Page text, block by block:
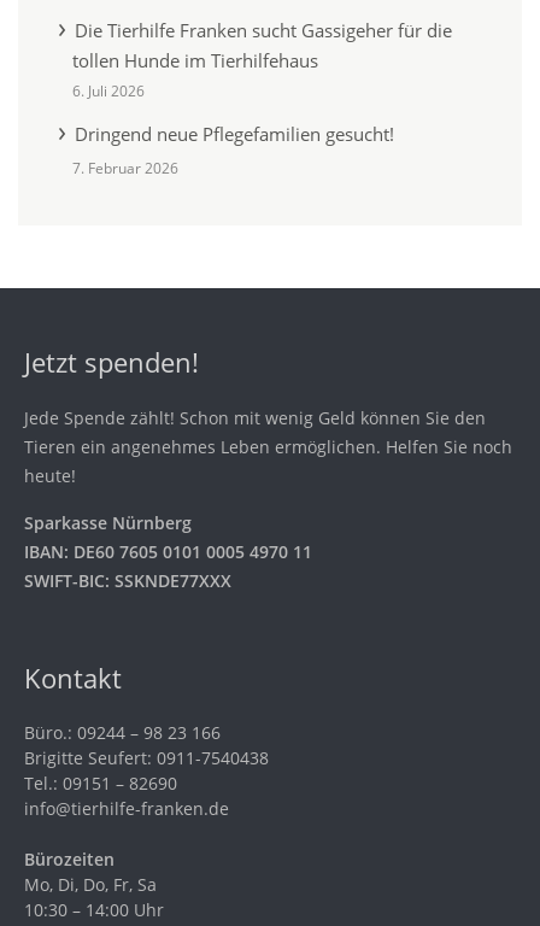
Die Tierhilfe Franken sucht Gassigeher für die
tollen Hunde im Tierhilfehaus
6. Juli 2026
Dringend neue Pflegefamilien gesucht!
7. Februar 2026
Jetzt spenden!
Jede Spende zählt! Schon mit wenig Geld können Sie den
Tieren ein angenehmes Leben ermöglichen. Helfen Sie noch
heute!
Sparkasse Nürnberg
IBAN: DE60 7605 0101 0005 4970 11
SWIFT-BIC: SSKNDE77XXX
Kontakt
Büro.: 09244 – 98 23 166
Brigitte Seufert: 0911-7540438
Tel.: 09151 – 82690
info@tierhilfe-franken.de
Bürozeiten
Mo, Di, Do, Fr, Sa
10:30 – 14:00 Uhr